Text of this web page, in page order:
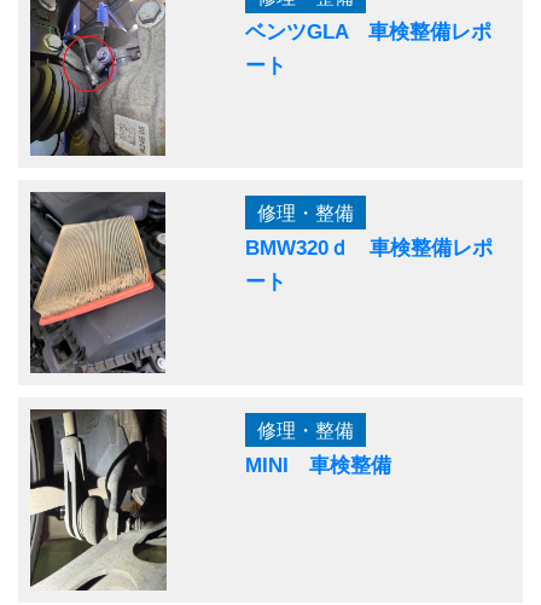
ベンツGLA 車検整備レポ
ート
修理・整備
BMW320ｄ 車検整備レポ
ート
修理・整備
MINI 車検整備